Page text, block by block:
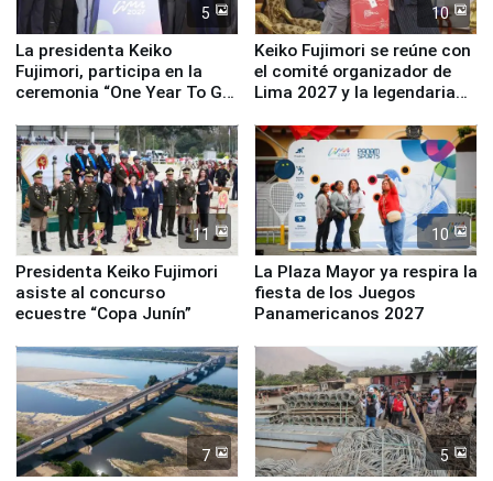
5
La presidenta Keiko
Fujimori, participa en la
ceremonia “One Year To Go
10
Keiko Fujimori se reúne con
el comité organizador de
Lima 2027 y la legendaria
11
Presidenta Keiko Fujimori
asiste al concurso
ecuestre “Copa Junín”
10
La Plaza Mayor ya respira la
fiesta de los Juegos
Panamericanos 2027
7 5